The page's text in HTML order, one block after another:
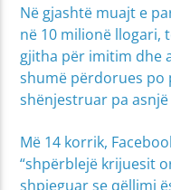
Në gjashtë muajt e
në 10 milionë llogari,
gjitha për imitim dhe
shumë përdorues po
shënjestruar pa asnjë
Më 14 korrik,
“shpërblejë krijuesit
shpjeguar se qëllimi